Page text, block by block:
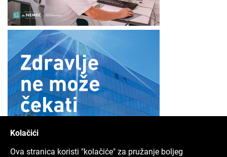
Kolačići
Ova stranica koristi "kolačiće" za pružanje boljeg